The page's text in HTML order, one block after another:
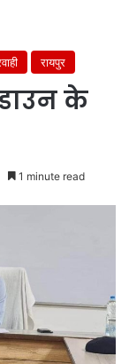
रायपुर
के
1 minute read